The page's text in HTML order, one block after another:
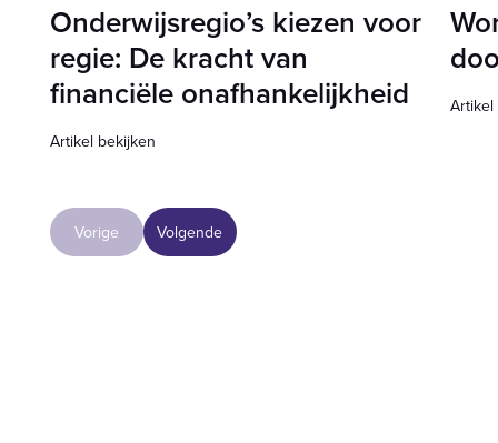
Vorige Volgende
Onderwijsregio’s kiezen voor
regie: De kracht van
financiële onafhankelijkheid
Artikel bekijken